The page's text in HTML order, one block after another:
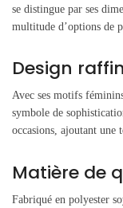
se distingue par ses
multitude d’options de
Design
Avec ses motifs
symbole de
occasions, ajoutant une
Matière de
Fabriqué en polyester